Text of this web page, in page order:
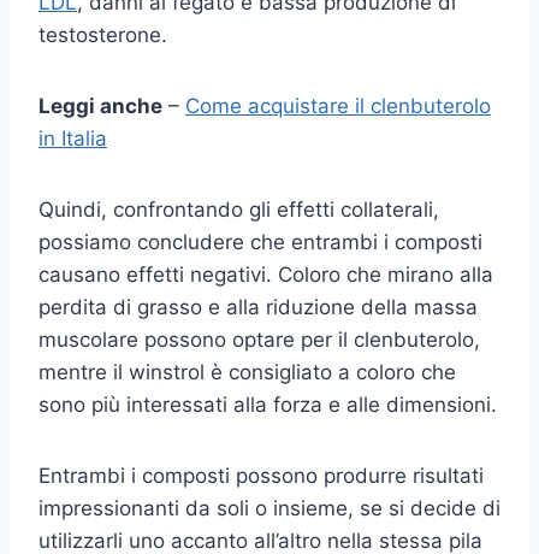
testosterone.
Leggi anche – Come acquistare il clenbuterolo
in Italia
Quindi, confrontando gli effetti collaterali,
possiamo concludere che entrambi i composti
causano effetti negativi. Coloro che mirano alla
perdita di grasso e alla riduzione della massa
muscolare possono optare per il clenbuterolo,
mentre il winstrol è consigliato a coloro che
sono più interessati alla forza e alle dimensioni.
Entrambi i composti possono produrre risultati
impressionanti da soli o insieme, se si decide di
utilizzarli uno accanto all’altro nella stessa pila